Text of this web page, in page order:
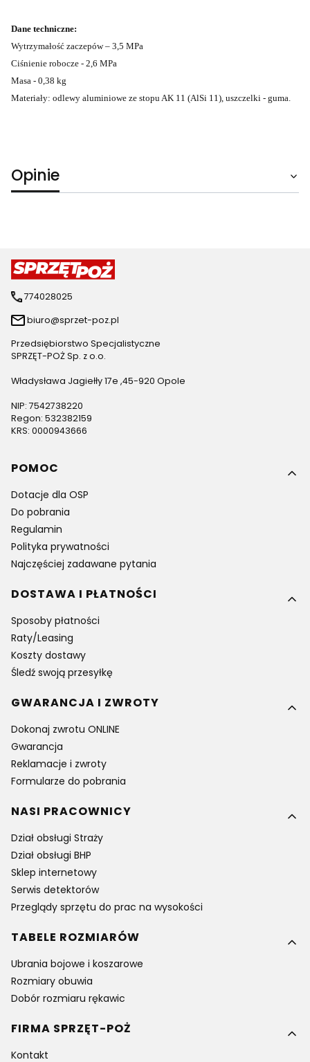
Dane techniczne:
Wytrzymałość zaczepów – 3,5 MPa
Ciśnienie robocze - 2,6 MPa
Masa - 0,38 kg
Materiały: odlewy aluminiowe ze stopu AK 11 (AlSi 11), uszczelki - guma.
Opinie
774028025
biuro@sprzet-poz.pl
Przedsiębiorstwo Specjalistyczne
SPRZĘT-POŻ Sp. z o.o.
Władysława Jagiełły 17e ,45-920 Opole
NIP: 7542738220
Regon: 532382159
KRS: 0000943666
Linki w stopce
POMOC
Dotacje dla OSP
Do pobrania
Regulamin
Polityka prywatności
Najczęściej zadawane pytania
DOSTAWA I PŁATNOŚCI
Sposoby płatności
Raty/Leasing
Koszty dostawy
Śledź swoją przesyłkę
GWARANCJA I ZWROTY
Dokonaj zwrotu ONLINE
Gwarancja
Reklamacje i zwroty
Formularze do pobrania
NASI PRACOWNICY
Dział obsługi Straży
Dział obsługi BHP
Sklep internetowy
Serwis detektorów
Przeglądy sprzętu do prac na wysokości
TABELE ROZMIARÓW
Ubrania bojowe i koszarowe
Rozmiary obuwia
Dobór rozmiaru rękawic
FIRMA SPRZĘT-POŻ
Kontakt